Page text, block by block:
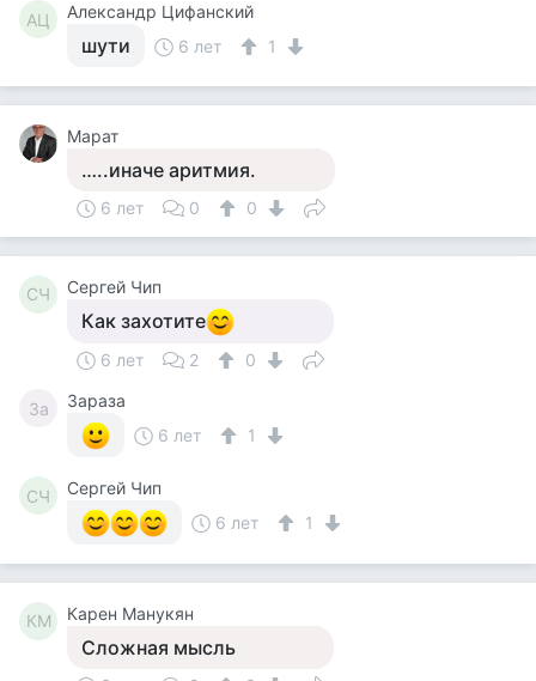
АЦ Александр Цифанский
шути 6 лет 1
Марат
…..иначе аритмия.
6 лет 0 0
СЧ Сергей Чип
Как захотите
6 лет 2 0
За
Зараза
6 лет
1
СЧ
Сергей Чип
6 лет
1
КМ Карен Манукян
Сложная мысль